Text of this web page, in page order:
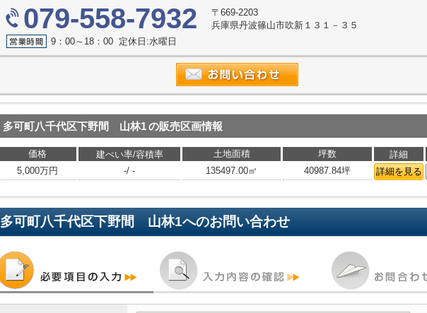
079-558-7932
〒669-2203
兵庫県丹波篠山市吹新１３１－３５
9：00～18：00 定休日:水曜日
多可町八千代区下野間 山林1の販売区画情報
価格 建ぺい率/容積率 土地面積 坪数 詳細
5,000万円
-/ - 135497.00㎡ 40987.84坪 詳細を見る
多可町八千代区下野間 山林1へのお問い合わせ